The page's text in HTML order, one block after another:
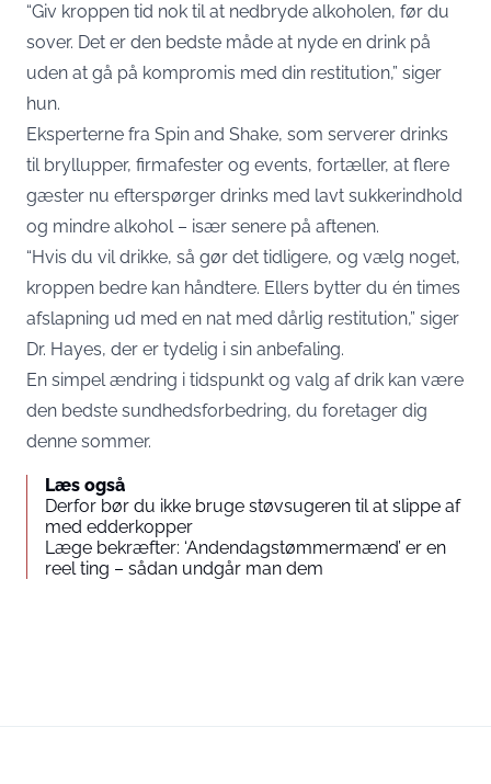
“Giv kroppen tid nok til at nedbryde alkoholen, før du
sover. Det er den bedste måde at nyde en drink på
uden at gå på kompromis med din restitution,” siger
hun.
Eksperterne fra Spin and Shake, som serverer drinks
til bryllupper, firmafester og events, fortæller, at flere
gæster nu efterspørger drinks med lavt sukkerindhold
og mindre alkohol – især senere på aftenen.
“Hvis du vil drikke, så gør det tidligere, og vælg noget,
kroppen bedre kan håndtere. Ellers bytter du én times
afslapning ud med en nat med dårlig restitution,” siger
Dr. Hayes, der er tydelig i sin anbefaling.
En simpel ændring i tidspunkt og valg af drik kan være
den bedste sundhedsforbedring, du foretager dig
denne sommer.
Læs også
Derfor bør du ikke bruge støvsugeren til at slippe af
med edderkopper
Læge bekræfter: ‘Andendagstømmermænd’ er en
reel ting – sådan undgår man dem